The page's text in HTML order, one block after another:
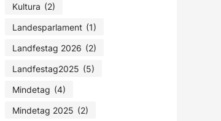
Kultura (2)
Landesparlament (1)
Landfestag 2026 (2)
Landfestag2025 (5)
Mindetag (4)
Mindetag 2025 (2)